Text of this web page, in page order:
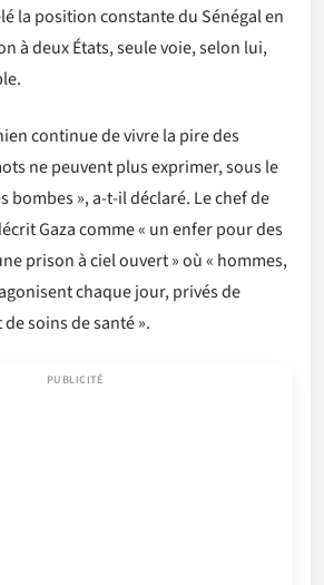
la position constante du Sénégal en
à deux États, seule voie, selon lui,
continue de vivre la pire des
ne peuvent plus exprimer, sous le
bombes », a-t-il déclaré. Le chef de
Gaza comme « un enfer pour des
prison à ciel ouvert » où « hommes,
chaque jour, privés de
soins de santé ».